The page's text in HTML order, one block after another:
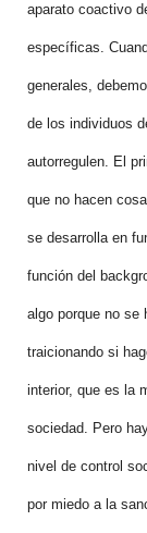
aparato coactivo
específicas.
generales,
de los individuos
autorregulen. El
que no hacen
se desarrolla en
función del
algo porque no
traicionando si
interior, que es la
sociedad. Pero
nivel de control
por miedo a la